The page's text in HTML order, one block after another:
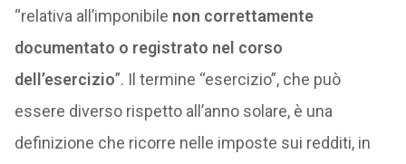
“relativa all’imponibile non correttamente
documentato o registrato nel corso
dell’esercizio”. Il termine “esercizio”, che può
essere diverso rispetto all’anno solare, è una
definizione che ricorre nelle imposte sui redditi, in